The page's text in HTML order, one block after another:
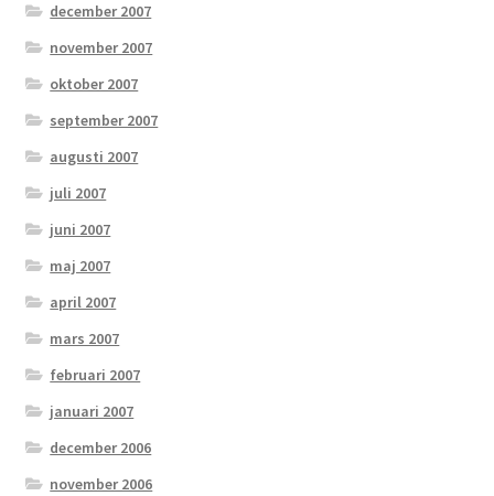
december 2007
november 2007
oktober 2007
september 2007
augusti 2007
juli 2007
juni 2007
maj 2007
april 2007
mars 2007
februari 2007
januari 2007
december 2006
november 2006